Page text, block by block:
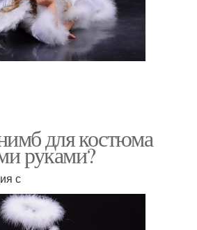
для костюма
руками?
с